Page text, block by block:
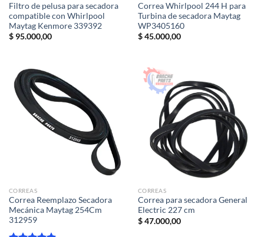
Filtro de pelusa para secadora
compatible con Whirlpool
Maytag Kenmore 339392
$95.000,00
Correa Whirlpool 244 H para
Turbina de secadora Maytag
WP3405160
$45.000,00
CORREAS
Correa Reemplazo Secadora
Mecánica Maytag 254Cm
312959
CORREAS
Correa para secadora General
Electric 227 cm
$47.000,00